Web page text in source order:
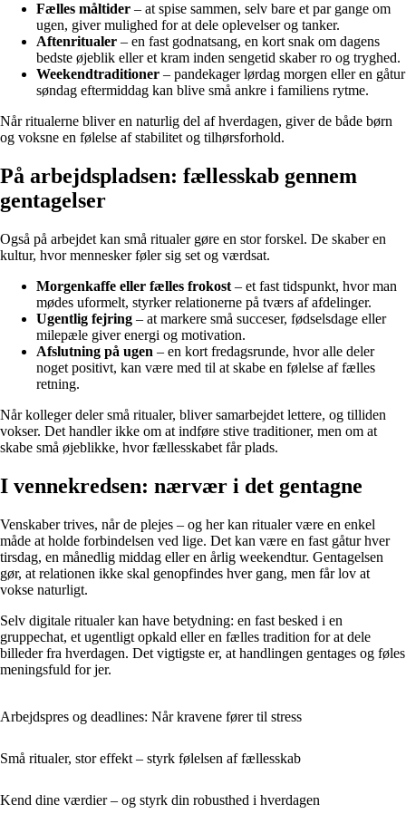
Fælles måltider – at spise sammen, selv bare et par gange om
ugen, giver mulighed for at dele oplevelser og tanker.
Aftenritualer – en fast godnatsang, en kort snak om dagens
bedste øjeblik eller et kram inden sengetid skaber ro og tryghed.
Weekendtraditioner – pandekager lørdag morgen eller en gåtur
søndag eftermiddag kan blive små ankre i familiens rytme.
Når ritualerne bliver en naturlig del af hverdagen, giver de både børn
og voksne en følelse af stabilitet og tilhørsforhold.
På arbejdspladsen: fællesskab gennem
gentagelser
Også på arbejdet kan små ritualer gøre en stor forskel. De skaber en
kultur, hvor mennesker føler sig set og værdsat.
Morgenkaffe eller fælles frokost – et fast tidspunkt, hvor man
mødes uformelt, styrker relationerne på tværs af afdelinger.
Ugentlig fejring – at markere små succeser, fødselsdage eller
milepæle giver energi og motivation.
Afslutning på ugen – en kort fredagsrunde, hvor alle deler
noget positivt, kan være med til at skabe en følelse af fælles
retning.
Når kolleger deler små ritualer, bliver samarbejdet lettere, og tilliden
vokser. Det handler ikke om at indføre stive traditioner, men om at
skabe små øjeblikke, hvor fællesskabet får plads.
I vennekredsen: nærvær i det gentagne
Venskaber trives, når de plejes – og her kan ritualer være en enkel
måde at holde forbindelsen ved lige. Det kan være en fast gåtur hver
tirsdag, en månedlig middag eller en årlig weekendtur. Gentagelsen
gør, at relationen ikke skal genopfindes hver gang, men får lov at
vokse naturligt.
Selv digitale ritualer kan have betydning: en fast besked i en
gruppechat, et ugentligt opkald eller en fælles tradition for at dele
billeder fra hverdagen. Det vigtigste er, at handlingen gentages og føles
meningsfuld for jer.
Arbejdspres og deadlines: Når kravene fører til stress
Små ritualer, stor effekt – styrk følelsen af fællesskab
Kend dine værdier – og styrk din robusthed i hverdagen